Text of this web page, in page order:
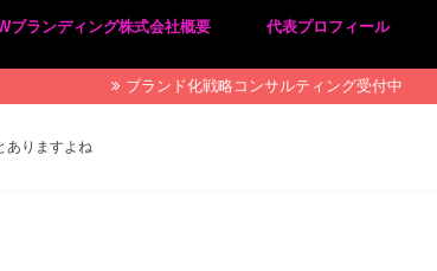
ブランディング株式会社概要
ライバシーポリシー
定商取引法に基づく表記
代表プロフィール
ブランド化戦略コンサルティング受付中
ありますよね